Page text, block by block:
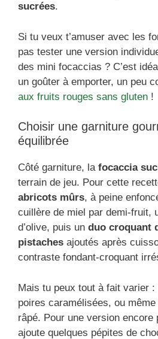
sucrées.
Si tu veux t’amuser avec les
pas tester une version
des mini focaccias ? C’est
un goûter à emporter, un peu
aux fruits rouges sans gluten !
Choisir une garniture
équilibrée
Côté garniture, la focaccia
terrain de jeu. Pour cette
abricots mûrs, à peine
cuillère de miel par demi-fruit,
d’olive, puis un duo croquant
pistaches ajoutés après
contraste fondant-croquant
Mais tu peux tout à fait varier :
poires caramélisées, ou
râpé. Pour une version encore
ajoute quelques pépites de